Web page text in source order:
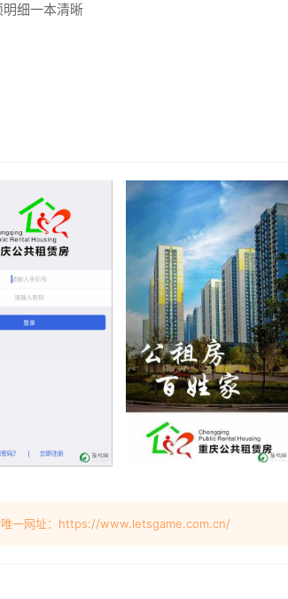
细一本清晰
唯一网址：https://www.letsgame.com.cn/